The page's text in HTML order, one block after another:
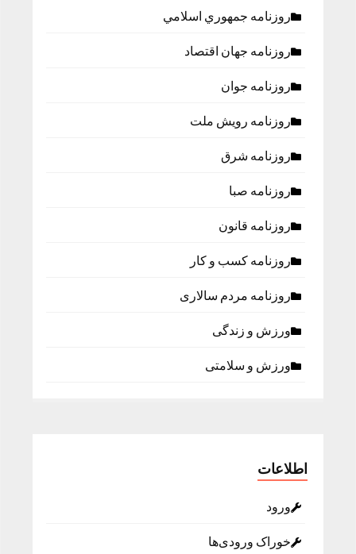
روزنامه جمهوري اسلامي
روزنامه جهان اقتصاد
روزنامه جوان
روزنامه رویش ملت
روزنامه شرق
روزنامه صبا
روزنامه قانون
روزنامه كسب و كار
روزنامه مردم سالاری
ورزش و زندگی
ورزش و سلامتی
اطلاعات
ورود
خوراک ورودی‌ها